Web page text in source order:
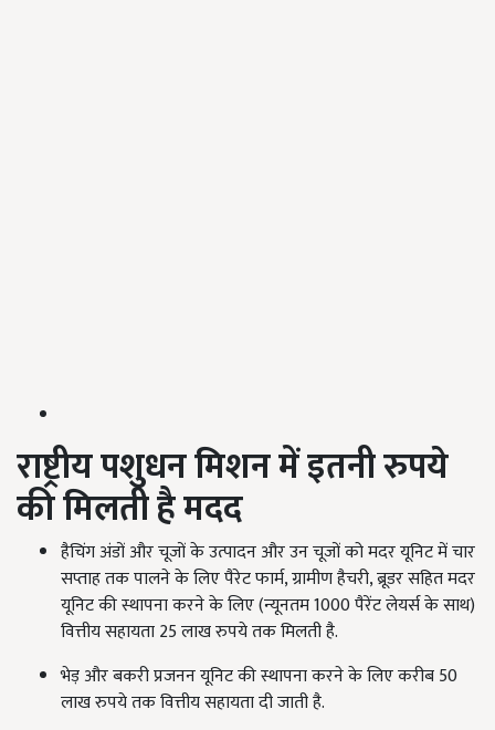
राष्ट्रीय पशुधन मिशन में इतनी रुपये
की मिलती है मदद
हैचिंग अंडों और चूजों के उत्पादन और उन चूजों को मदर यूनिट में चार
सप्ताह तक पालने के लिए पैरेट फार्म,ग्रामीण हैचरी,ब्रूडर सहित मदर
यूनिट की स्थापना करने के लिए (न्यूनतम 1000 पैरेंट लेयर्स के साथ)
वित्तीय सहायता25 लाख रुपये तक मिलती है.
भेड़ और बकरी प्रजनन यूनिट की स्थापना करने के लिए करीब 50
लाख रुपये तक वित्तीय सहायता दी जाती है.